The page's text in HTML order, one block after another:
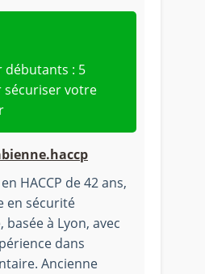
débutants : 5
sécuriser votre
HACCP de 42 ans,
en sécurité
à Lyon, avec
dans
Ancienne